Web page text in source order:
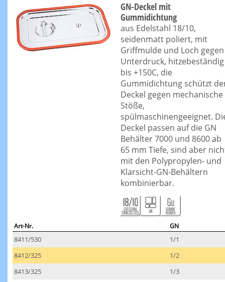
GN-Deckel mit
Gummidichtung
aus Edelstahl 18/10,
seidenmatt poliert, mit
Griffmulde und Loch gegen
Unterdruck, hitzebeständig
bis +150C, die
Gummidichtung schützt
Deckel gegen mechanische
Stöße,
spülmaschinengeeignet.
Deckel passen auf die GN
Behälter 7000 und 8600 ab
65 mm Tiefe, sind aber
mit den Polypropylen- und
Klarsicht-GN-Behältern
kombinierbar.
Art-Nr. GN
8411/530
1/1
8412/325
1/2
8413/325
1/3